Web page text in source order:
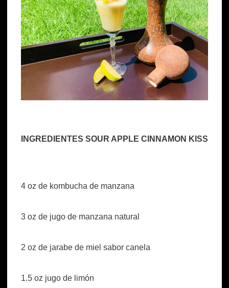
INGREDIENTES SOUR APPLE CINNAMON KISS
4 oz de kombucha de manzana
3 oz de jugo de manzana natural
2 oz de jarabe de miel sabor canela
1.5 oz jugo de limón